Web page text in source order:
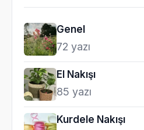
Genel
72 yazı
El Nakışı
85 yazı
Kurdele Nakışı